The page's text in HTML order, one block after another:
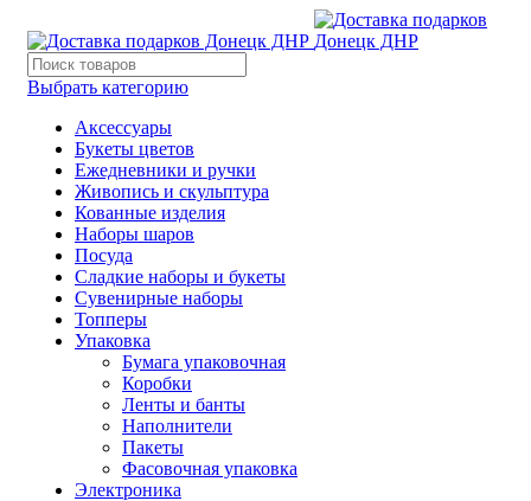
Выбрать категорию
Аксессуары
Букеты цветов
Ежедневники и ручки
Живопись и скульптура
Кованные изделия
Наборы шаров
Посуда
Сладкие наборы и букеты
Сувенирные наборы
Топперы
Упаковка
Бумага упаковочная
Коробки
Ленты и банты
Наполнители
Пакеты
Фасовочная упаковка
Электроника